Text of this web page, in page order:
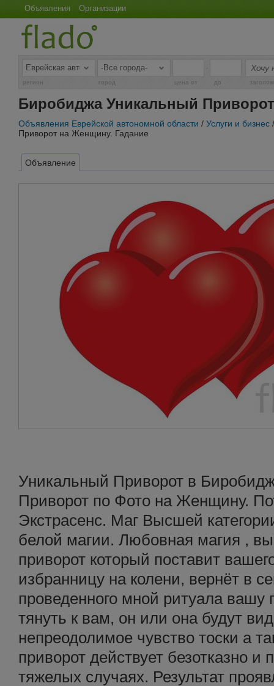
Объявления Организации
-
регион город цена от до
Биробиджа Уникальный
Объявления Еврейской автономной области / Услуги и бизнес
Приворот на Женщину. Гадание
Объявление
Уникальный Приворот в
Приворот по Фото на Женщину.
Экстрасенс. Маг Высшей
белой магии. Любовная магия ,
приворот который поставит
избранницу на колени, вернёт в
проведенного мной ритуала вашу
тянуть к вам, он или она будут
непреодолимое чувство тоски а
приворот действует безотказно
тяжелых случаях. Результат